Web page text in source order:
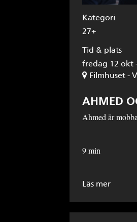
Kategori
27+
Tid & plats
fredag 12 okt
Filmhuset -
AHMED
Ahmed är
9 min
Läs mer